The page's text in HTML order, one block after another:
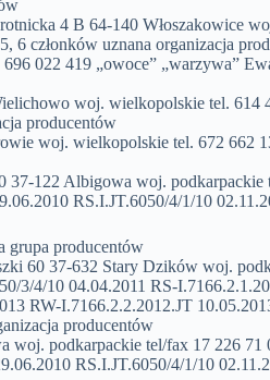
4 B 64-140 Włoszakowice
6 członków uznana organizacja
022 419 „owoce” „warzywa”
woj. wielkopolskie tel. 614
producentów
woj. wielkopolskie tel. 672 662
122 Albigowa woj. podkarpackie
RS.I.JT.6050/4/1/10
grupa producentów
60 37-632 Stary Dzików woj.
3/4/10 04.04.2011 RS-
RW-I.7166.2.2.2012.JT
producentów
podkarpackie tel/fax 17 226 71
RS.I.JT.6050/4/1/10